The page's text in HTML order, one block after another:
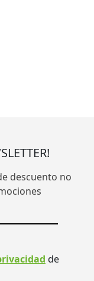
descuento no
de